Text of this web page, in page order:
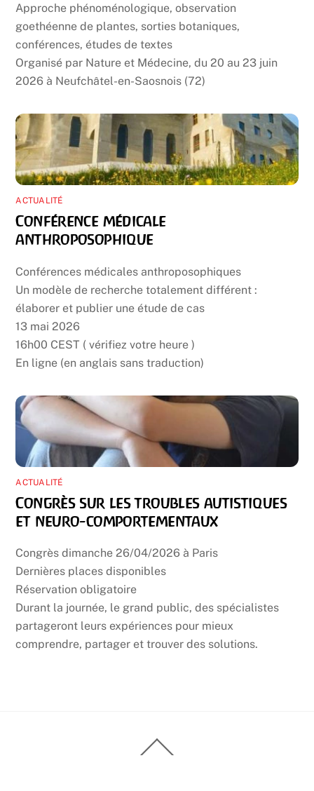
Approche phénoménologique, observation
goethéenne de plantes, sorties botaniques,
conférences, études de textes
Organisé par Nature et Médecine, du 20 au 23 juin
2026 à Neufchâtel-en-Saosnois (72)
ACTUALITÉ
Conférence médicale
anthroposophique
Conférences médicales anthroposophiques
Un modèle de recherche totalement différent :
élaborer et publier une étude de cas
13 mai 2026
16h00 CEST ( vérifiez votre heure )
En ligne (en anglais sans traduction)
ACTUALITÉ
Congrès sur les troubles autistiques
et neuro-comportementaux
Congrès dimanche 26/04/2026 à Paris
Dernières places disponibles
Réservation obligatoire
Durant la journée, le grand public, des spécialistes
partageront leurs expériences pour mieux
comprendre, partager et trouver des solutions.
To